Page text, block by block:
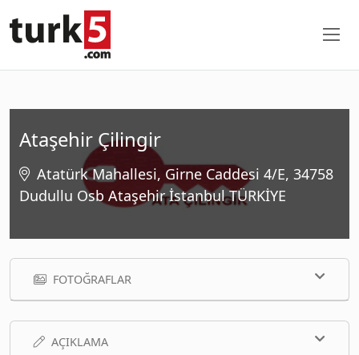
Ataşehir Çilingir
Atatürk Mahallesi, Girne Caddesi 4/E, 34758
Dudullu Osb Ataşehir İstanbul TÜRKİYE
FOTOĞRAFLAR
AÇIKLAMA